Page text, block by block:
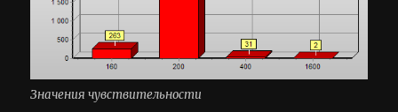
Значения чувствительности